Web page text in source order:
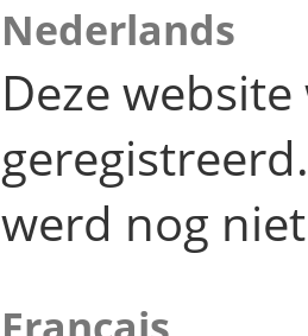
Nederlands
Deze
werd nog